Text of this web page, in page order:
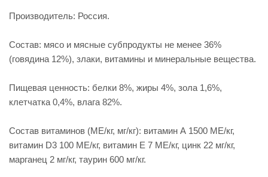
Производитель: Россия.
Состав: мясо и мясные субпродукты не менее 36%
(говядина 12%), злаки, витамины и минеральные вещества.
Пищевая ценность: белки 8%, жиры 4%, зола 1,6%,
клетчатка 0,4%, влага 82%.
Состав витаминов (МЕ/кг, мг/кг): витамин А 1500 МЕ/кг,
витамин D3 100 МЕ/кг, витамин Е 7 МЕ/кг, цинк 22 мг/кг,
марганец 2 мг/кг, таурин 600 мг/кг.